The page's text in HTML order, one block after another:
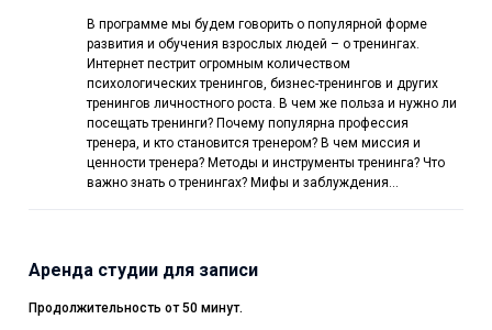
психотерапевтов и тренеров.
В программе мы будем говорить о популярной форме
развития и обучения взрослых людей – о тренингах.
Интернет пестрит огромным количеством
психологических тренингов, бизнес-тренингов и других
тренингов личностного роста. В чем же польза и нужно ли
посещать тренинги? Почему популярна профессия
тренера, и кто становится тренером? В чем миссия и
ценности тренера? Методы и инструменты тренинга? Что
важно знать о тренингах? Мифы и заблуждения…
Аренда студии для записи
Продолжительность от 50 минут.